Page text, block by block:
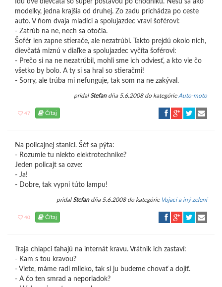
Idú dve dievčatá so super postavou po chodníku. Nesú sa ako
modelky, jedna krajšia od druhej. Zo zadu prichádza po ceste
auto. V ňom dvaja mladíci a spolujazdec vraví šoférovi:
- Zatrúb na ne, nech sa otočia.
Šofér len zapne stierače, ale nezatrúbi. Takto prejdú okolo nich,
dievčatá miznú v diaľke a spolujazdec vyčíta šoférovi:
- Prečo si na ne nezatrúbil, mohli sme ich odviesť, a kto vie čo
všetko by bolo. A ty si sa hral so stieračmi!
- Sorry, ale trúba mi nefunguje, tak som na ne zakýval.
pridalStefandňa 5.6.2008 do kategórie Auto-moto
47 Čítaj
Na policajnej stanici. Šéf sa pýta:
- Rozumie tu niekto elektrotechnike?
Jeden policajt sa ozve:
- Ja!
- Dobre, tak vypni túto lampu!
pridalStefandňa 5.6.2008 do kategórie Vojaci a iný zelení
40 Čítaj
Traja chlapci ťahajú na internát kravu. Vrátnik ich zastaví:
- Kam s tou kravou?
- Viete, máme radi mlieko, tak si ju budeme chovať a dojiť.
- A čo ten smrad a neporiadok?